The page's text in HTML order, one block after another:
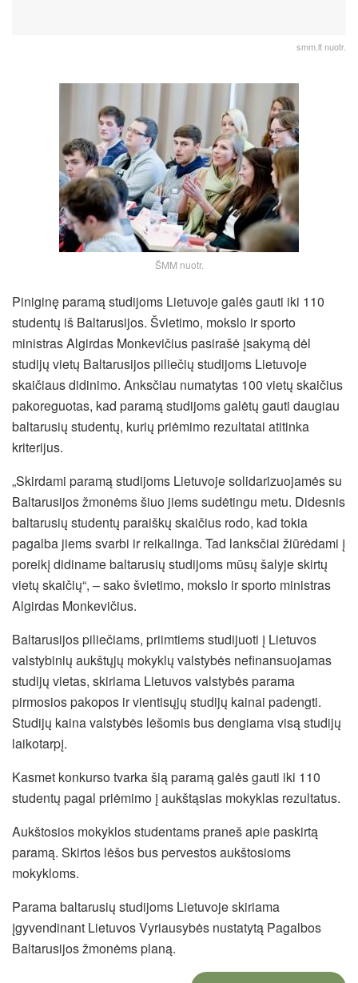
smm.lt nuotr.
ŠMM nuotr.
Piniginę paramą studijoms Lietuvoje galės gauti iki 110
studentų iš Baltarusijos. Švietimo, mokslo ir sporto
ministras Algirdas Monkevičius pasirašė įsakymą dėl
studijų vietų Baltarusijos piliečių studijoms Lietuvoje
skaičiaus didinimo. Anksčiau numatytas 100 vietų skaičius
pakoreguotas, kad paramą studijoms galėtų gauti daugiau
baltarusių studentų, kurių priėmimo rezultatai atitinka
kriterijus.
„Skirdami paramą studijoms Lietuvoje solidarizuojamės su
Baltarusijos žmonėms šiuo jiems sudėtingu metu. Didesnis
baltarusių studentų paraiškų skaičius rodo, kad tokia
pagalba jiems svarbi ir reikalinga. Tad lanksčiai žiūrėdami į
poreikį didiname baltarusių studijoms mūsų šalyje skirtų
vietų skaičių“, – sako švietimo, mokslo ir sporto ministras
Algirdas Monkevičius.
Baltarusijos piliečiams, priimtiems studijuoti į Lietuvos
valstybinių aukštųjų mokyklų valstybės nefinansuojamas
studijų vietas, skiriama Lietuvos valstybės parama
pirmosios pakopos ir vientisųjų studijų kainai padengti.
Studijų kaina valstybės lėšomis bus dengiama visą studijų
laikotarpį.
Kasmet konkurso tvarka šią paramą galės gauti iki 110
studentų pagal priėmimo į aukštąsias mokyklas rezultatus.
Aukštosios mokyklos studentams praneš apie paskirtą
paramą. Skirtos lėšos bus pervestos aukštosioms
mokykloms.
Parama baltarusių studijoms Lietuvoje skiriama
įgyvendinant Lietuvos Vyriausybės nustatytą Pagalbos
Baltarusijos žmonėms planą.